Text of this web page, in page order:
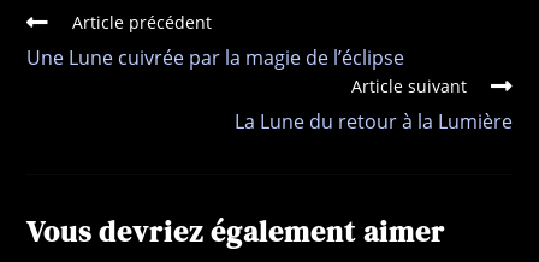
Article précédent
Une Lune cuivrée par la magie de l’éclipse
Article suivant
La Lune du retour à la Lumière
Vous devriez également aimer